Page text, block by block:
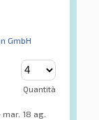
GmbH
Quantità
18 ag.